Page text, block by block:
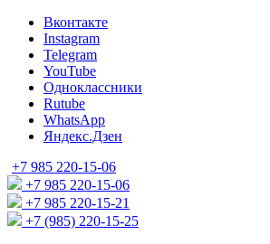
Вконтакте
Instagram
Telegram
YouTube
Одноклассники
Rutube
WhatsApp
Яндекс.Дзен
+7 985 220-15-06
+7 985 220-15-06
+7 985 220-15-21
+7 (985) 220-15-25